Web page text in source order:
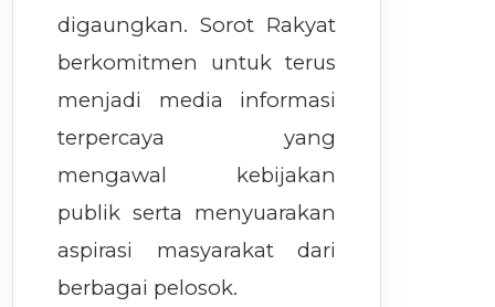
digaungkan. Sorot Rakyat
berkomitmen untuk terus
menjadi media informasi
terpercaya yang
mengawal kebijakan
publik serta menyuarakan
aspirasi masyarakat dari
berbagai pelosok.